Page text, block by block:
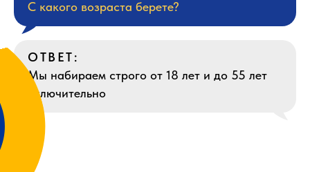
С какого возраста берете?
ОТВЕТ:
Мы набираем строго от 18 лет и до 55 лет
включительно